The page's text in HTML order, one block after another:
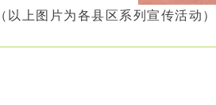
（以上图片为各县区系列宣传活动）